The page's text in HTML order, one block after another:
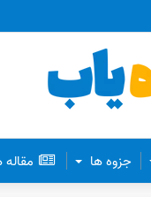
جزوه ها